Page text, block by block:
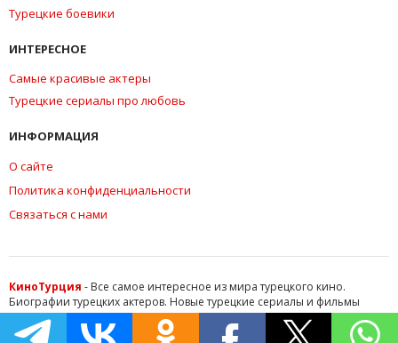
Турецкие боевики
ИНТЕРЕСНОЕ
Самые красивые актеры
Турецкие сериалы про любовь
ИНФОРМАЦИЯ
О сайте
Политика конфиденциальности
Связаться с нами
КиноТурция - Все самое интересное из мира турецкого кино.
Биографии турецких актеров. Новые турецкие сериалы и фильмы